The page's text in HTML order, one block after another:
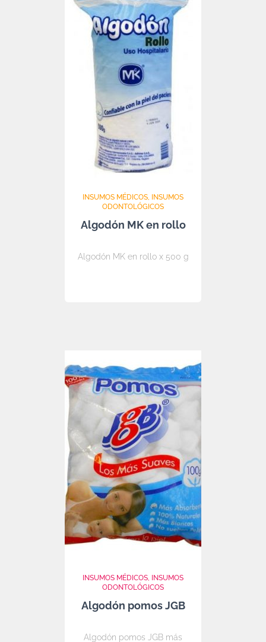
INSUMOS MÉDICOS
INSUMOS
ODONTOLÓGICOS
Algodón MK en rollo
Algodón MK en rollo x 500 g
INSUMOS MÉDICOS
INSUMOS
ODONTOLÓGICOS
Algodón pomos JGB
Algodón pomos JGB más